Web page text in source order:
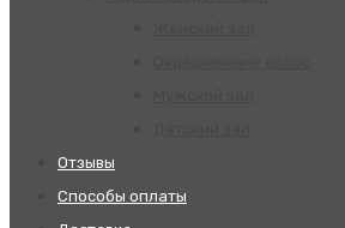
Отзывы
Способы оплаты